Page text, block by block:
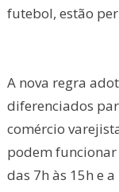
futebol, estão
A nova regra
diferenciados
comércio
podem funcionar
das 7h às 15h e